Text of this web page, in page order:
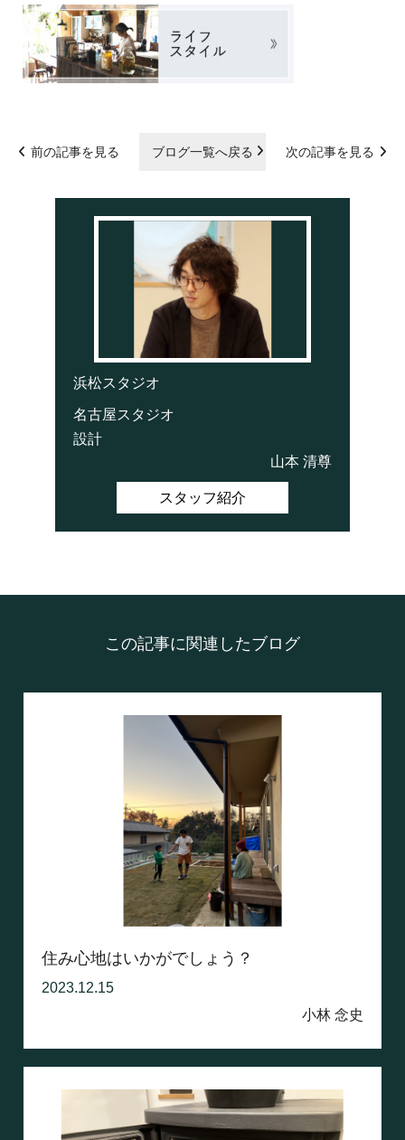
前の記事を見る ブログ一覧へ戻る 次の記事を見る
浜松スタジオ
名古屋スタジオ
設計
山本 清尊
スタッフ紹介
この記事に関連したブログ
住み心地はいかがでしょう？
2023.12.15
小林 念史